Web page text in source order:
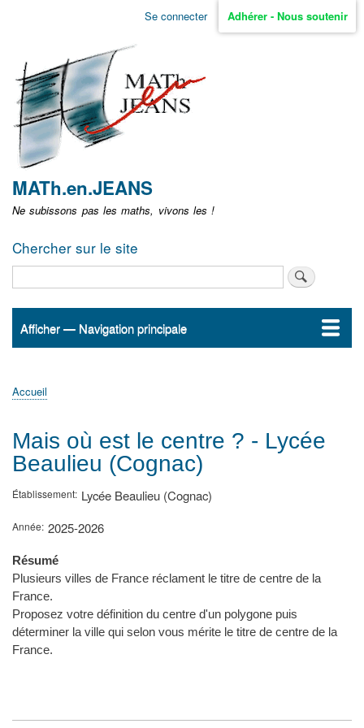
Aller
non
identifié
Se connecter Adhérer - Nous soutenir
MATh.en.JEANS
Ne subissons pas les maths, vivons les !
Chercher sur le site
Navigation
Afficher — Navigation principale
Accueil
ActualitésMATh.en.JEANS ?
Régions et Ateliers
Créer, gérer un atelier
Sujets/Publications
Congrès
d'Ariane
Accueil
Mais où est le centre ? - Lycée
Beaulieu (Cognac)
Établissement Lycée Beaulieu (Cognac)
Année 2025-2026
Résumé
Plusieurs villes de France réclament le titre de centre de la
France.
Proposez votre définition du centre d'un polygone puis
déterminer la ville qui selon vous mérite le titre de centre de la
France.